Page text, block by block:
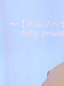
〜【チルノ
fully